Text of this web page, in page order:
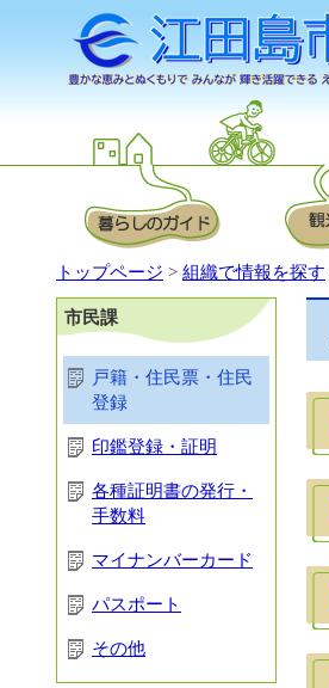
トップページ > 組織で情報を探す
市民課
戸籍・住民票・住民
登録
印鑑登録・証明
各種証明書の発行・
手数料
マイナンバーカード
パスポート
その他